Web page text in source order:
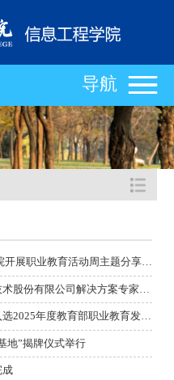
导航
匠心筑梦 技能成才——信息工程学院开展职业教育活动周主题分享活...
我院特邀通信龙头企业向心力信息技术股份有限公司解决方案专家王...
喜讯！我院智能技术人才孵化项目入选2025年度教育部职业教育发展...
地”揭牌仪式举行
成